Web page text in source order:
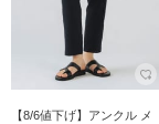
【8/6値下げ】アンクル メ